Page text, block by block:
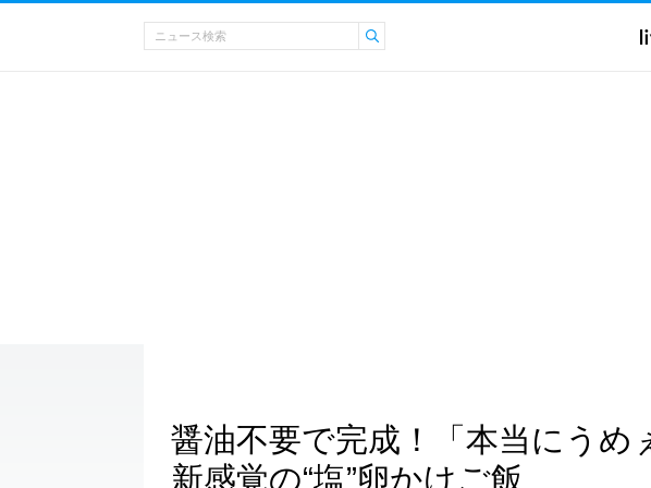
醤油不要で完成！「本当にうめ
新感覚の“塩”卵かけご飯